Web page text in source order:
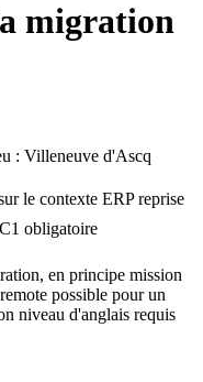
migration
: Villeneuve d'Ascq
le contexte ERP reprise
obligatoire
en principe mission
possible pour un
niveau d'anglais requis